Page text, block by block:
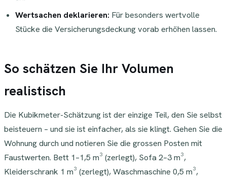
Wertsachen deklarieren: Für besonders wertvolle
Stücke die Versicherungsdeckung vorab erhöhen lassen.
So schätzen Sie Ihr Volumen
realistisch
Die Kubikmeter-Schätzung ist der einzige Teil, den Sie selbst
beisteuern – und sie ist einfacher, als sie klingt. Gehen Sie die
Wohnung durch und notieren Sie die grossen Posten mit
Faustwerten. Bett 1–1,5 m³ (zerlegt), Sofa 2–3 m³,
Kleiderschrank 1 m³ (zerlegt), Waschmaschine 0,5 m³,